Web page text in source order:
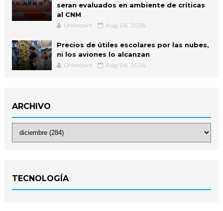
seran evaluados en ambiente de críticas
al CNM
Unknown Aug 06, 2026
Precios de útiles escolares por las nubes,
ni los aviones lo alcanzan
Unknown Aug 06, 2026
ARCHIVO
TECNOLOGÍA